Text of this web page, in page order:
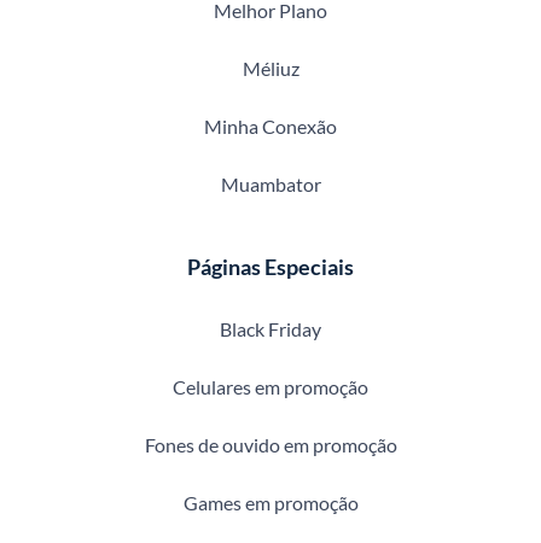
Melhor Plano
Méliuz
Minha Conexão
Muambator
Páginas Especiais
Black Friday
Celulares em promoção
Fones de ouvido em promoção
Games em promoção